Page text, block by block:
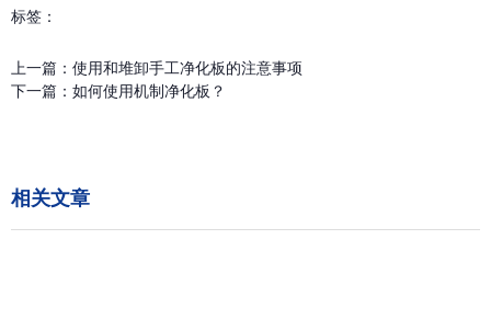
标签：
上一篇： 使用和堆卸手工净化板的注意事项
下一篇： 如何使用机制净化板？
相关文章